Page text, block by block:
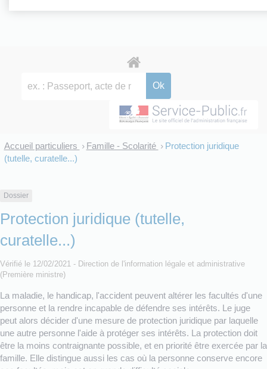
Accueil particuliers > Famille - Scolarité > Protection juridique
(tutelle, curatelle...)
Dossier
Protection juridique (tutelle,
curatelle...)
Vérifié le 12/02/2021 - Direction de l'information légale et administrative
(Première ministre)
La maladie, le handicap, l'accident peuvent altérer les facultés d'une
personne et la rendre incapable de défendre ses intérêts. Le juge
peut alors décider d'une mesure de protection juridique par laquelle
une autre personne l'aide à protéger ses intérêts. La protection doit
être la moins contraignante possible, et en priorité être exercée par la
famille. Elle distingue aussi les cas où la personne conserve encore